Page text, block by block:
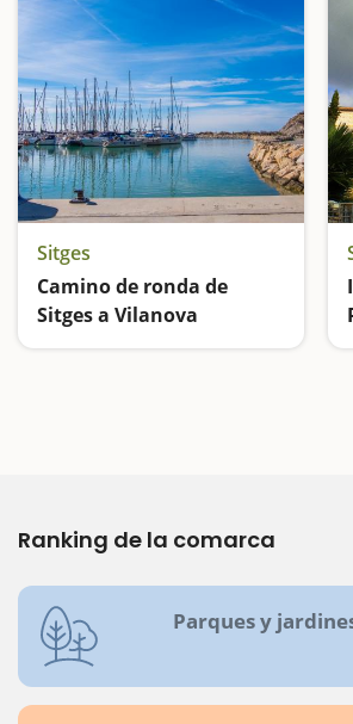
Sitges
Camino de ronda de
Sitges a Vilanova
Ranking de la comarca
Parques y